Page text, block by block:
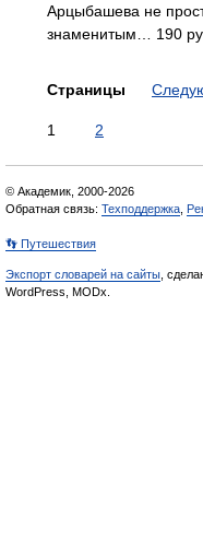
Арцыбашева не
знаменитым… 190
Страницы
1 2
© Академик, 2000-2026
Обратная связь: Техподдержка
👣 Путешествия
Экспорт словарей на сайты ,
WordPress, MODx.